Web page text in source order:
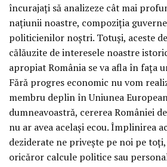
încurajaţi să analizeze cât mai
naţiunii noastre, compoziţia
politicienilor noştri. Totuşi, aceste
călăuzite de interesele noastre
apropiat România se va afla în faţa
Fără progres economic nu vom
membru deplin în Uniunea
dumneavoastră, cererea României
nu ar avea acelaşi ecou. Împlinirea
deziderate ne priveşte pe noi pe toţi,
oricăror calcule politice sau